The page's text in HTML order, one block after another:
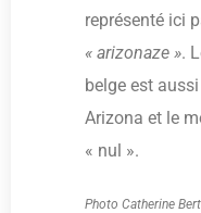
représenté ici
« arizonaze ».
belge est
Arizona et le
« nul ».
Photo Catherine